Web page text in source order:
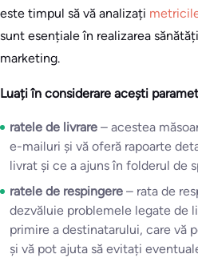
este timpul să vă analizați
sunt esențiale în realizarea
marketing.
Luați în considerare acești
ratele de livrare – acestea
e-mailuri și vă oferă rapoarte
livrat și ce a ajuns în folderul de
ratele de respingere – rata de
dezvăluie problemele legate de
primire a destinatarului, care vă
și vă pot ajuta să evitați